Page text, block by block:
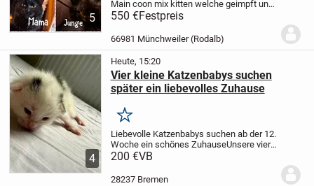
5
Main coon mix kitten welche geimpft und
gechipt sind mit blauen eu ausweis. Die
Mutterkatze ist auf sämtliche Krankheiten
getestet und negativ !! Selbstverständlic...
550 €Festpreis
66981 Münchweiler (Rodalb)
4
Heute, 15:20
Vier kleine Katzenbabys suchen
später ein liebevolles Zuhause
Merken
Liebevolle Katzenbabys suchen ab der 12.
Woche ein schönes ZuhauseUnsere vier
kleinen Katzenbabys wachsen aktuell
später verantwortungsvolle Familien.
200 €VB
28237 Bremen